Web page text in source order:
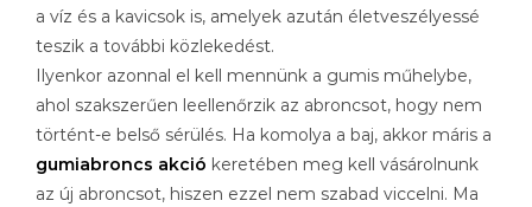
a víz és a kavicsok is, amelyek azután életveszélyessé
teszik a további közlekedést.
Ilyenkor azonnal el kell mennünk a gumis műhelybe,
ahol szakszerűen leellenőrzik az abroncsot, hogy nem
történt-e belső sérülés. Ha komolya a baj, akkor máris a
gumiabroncs akció keretében meg kell vásárolnunk
az új abroncsot, hiszen ezzel nem szabad viccelni. Ma